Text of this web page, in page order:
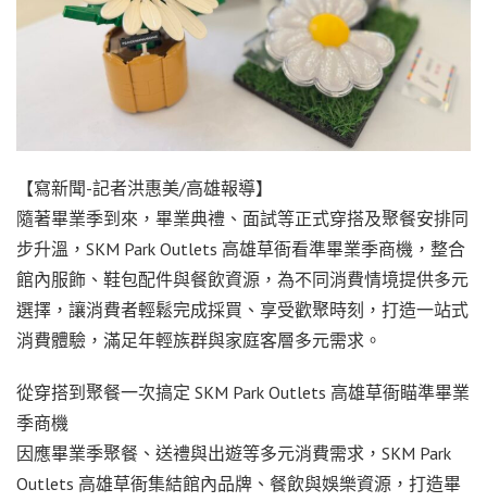
【寫新聞-記者洪惠美/高雄報導】
隨著畢業季到來，畢業典禮、面試等正式穿搭及聚餐安排同
步升溫，SKM Park Outlets 高雄草衙看準畢業季商機，整合
館內服飾、鞋包配件與餐飲資源，為不同消費情境提供多元
選擇，讓消費者輕鬆完成採買、享受歡聚時刻，打造一站式
消費體驗，滿足年輕族群與家庭客層多元需求。
從穿搭到聚餐一次搞定 SKM Park Outlets 高雄草衙瞄準畢業
季商機
因應畢業季聚餐、送禮與出遊等多元消費需求，SKM Park
Outlets 高雄草衙集結館內品牌、餐飲與娛樂資源，打造畢